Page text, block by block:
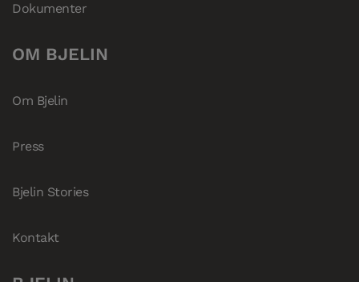
Dokumenter
OM BJELIN
Om Bjelin
Press
Bjelin Stories
Kontakt